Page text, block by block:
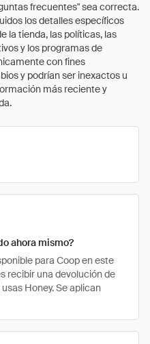
frecuentes" sea correcta.
los detalles específicos
la tienda, las políticas, las
y los programas de
con fines
y podrían ser inexactos u
más reciente y
ahora mismo?
para Coop en este
recibir una devolución de
Honey. Se aplican